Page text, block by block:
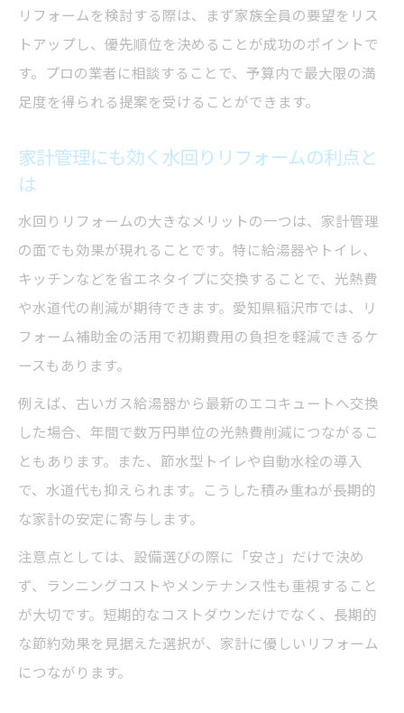
リフォームを検討する際は、まず家族全員の要望をリス
トアップし、優先順位を決めることが成功のポイントで
す。プロの業者に相談することで、予算内で最大限の満
足度を得られる提案を受けることができます。
家計管理にも効く水回りリフォームの利点と
は
水回りリフォームの大きなメリットの一つは、家計管理
の面でも効果が現れることです。特に給湯器やトイレ、
キッチンなどを省エネタイプに交換することで、光熱費
や水道代の削減が期待できます。愛知県稲沢市では、リ
フォーム補助金の活用で初期費用の負担を軽減できるケ
ースもあります。
例えば、古いガス給湯器から最新のエコキュートへ交換
した場合、年間で数万円単位の光熱費削減につながるこ
ともあります。また、節水型トイレや自動水栓の導入
で、水道代も抑えられます。こうした積み重ねが長期的
な家計の安定に寄与します。
注意点としては、設備選びの際に「安さ」だけで決め
ず、ランニングコストやメンテナンス性も重視すること
が大切です。短期的なコストダウンだけでなく、長期的
な節約効果を見据えた選択が、家計に優しいリフォーム
につながります。